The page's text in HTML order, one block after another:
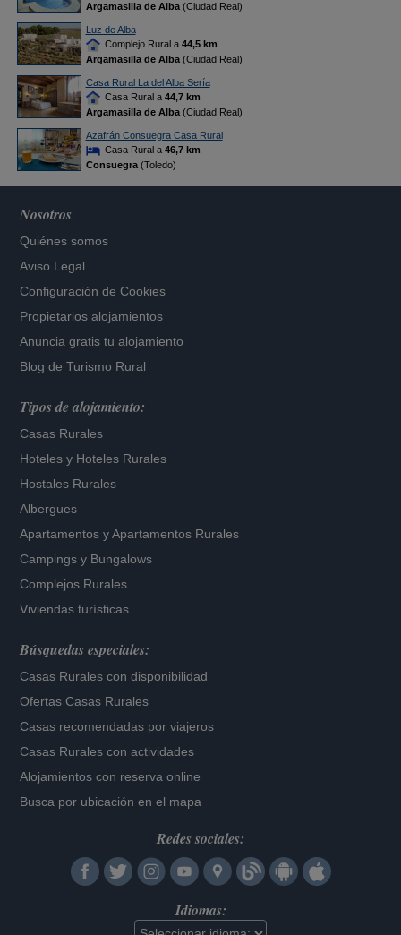
Argamasilla de Alba(Ciudad Real)
Luz de Alba
Complejo Rural a 44,5 km
Argamasilla de Alba(Ciudad Real)
Casa Rural La del Alba Sería
Casa Rural a 44,7 km
Argamasilla de Alba(Ciudad Real)
Azafrán Consuegra Casa Rural
Casa Rural a 46,7 km
Consuegra(Toledo)
Nosotros
Quiénes somos
Aviso Legal
Configuración de Cookies
Propietarios alojamientos
Anuncia gratis tu alojamiento
Blog de Turismo Rural
Tipos de alojamiento:
Casas Rurales
Hoteles y Hoteles Rurales
Hostales Rurales
Albergues
Apartamentos yApartamentos Rurales
Campings y Bungalows
Complejos Rurales
Viviendas turísticas
Búsquedas especiales:
Casas Rurales con disponibilidad
Ofertas Casas Rurales
Casas recomendadas por viajeros
Casas Rurales con actividades
Alojamientos con reserva online
Busca por ubicación en el mapa
Redes sociales:
Idiomas: